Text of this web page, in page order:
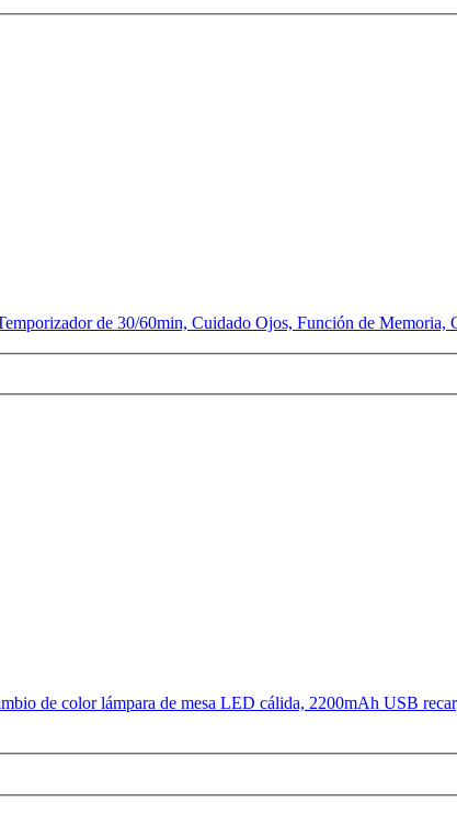
de 30/60min, Cuidado Ojos, Función de
de color lámpara de mesa LED cálida, 2200mAh USB